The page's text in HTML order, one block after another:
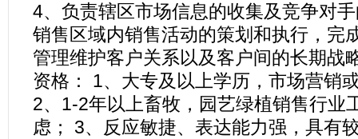
4、负责辖区市场信息的收集及竞争对
销售区域内销售活动的策划和执行，完
管理维护客户关系以及客户间的长期战
资格： 1、大专及以上学历，市场营销
2、1-2年以上畜牧，园艺绿植销售行业
虑； 3、反应敏捷、表达能力强，具有